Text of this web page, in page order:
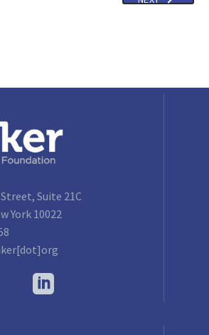
Suite 21C
York 10022